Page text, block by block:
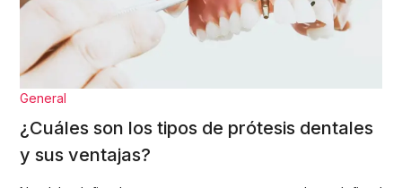
General
¿Cuáles son los tipos de prótesis dentales
y sus ventajas?